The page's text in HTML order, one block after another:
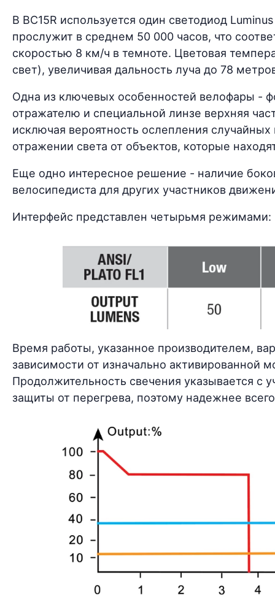
В BC15R используется один светодиод
прослужит в среднем 50 000 часов, что
скоростью 8 км/ч в темноте. Цветовая
свет), увеличивая дальность луча до 78
Одна из ключевых особенностей велофары -
отражателю и специальной линзе верхняя
исключая вероятность ослепления
отражении света от объектов, которые
Еще одно интересное решение - наличие
велосипедиста для других участников
Интерфейс представлен четырьмя режимами:
Время работы, указанное производителем,
зависимости от изначально
Продолжительность свечения указывается с
защиты от перегрева, поэтому надежнее